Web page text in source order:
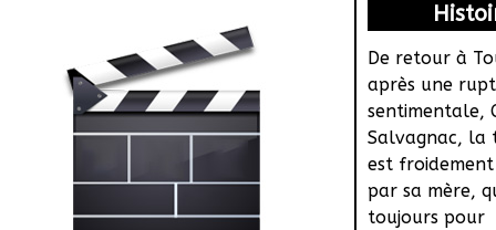
De retour à
après une
sentimentale,
Salvagnac, la
est
par sa mère,
toujours pour